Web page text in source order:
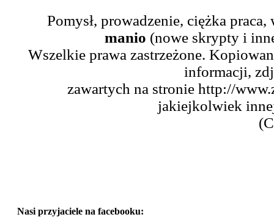
Pomysł, prowadzenie, ciężka
manio (nowe skrypty i
Wszelkie prawa zastrzeżone.
informacji,
zawartych na stronie http://
jakiejkolwiek
Nasi przyjaciele na facebooku: